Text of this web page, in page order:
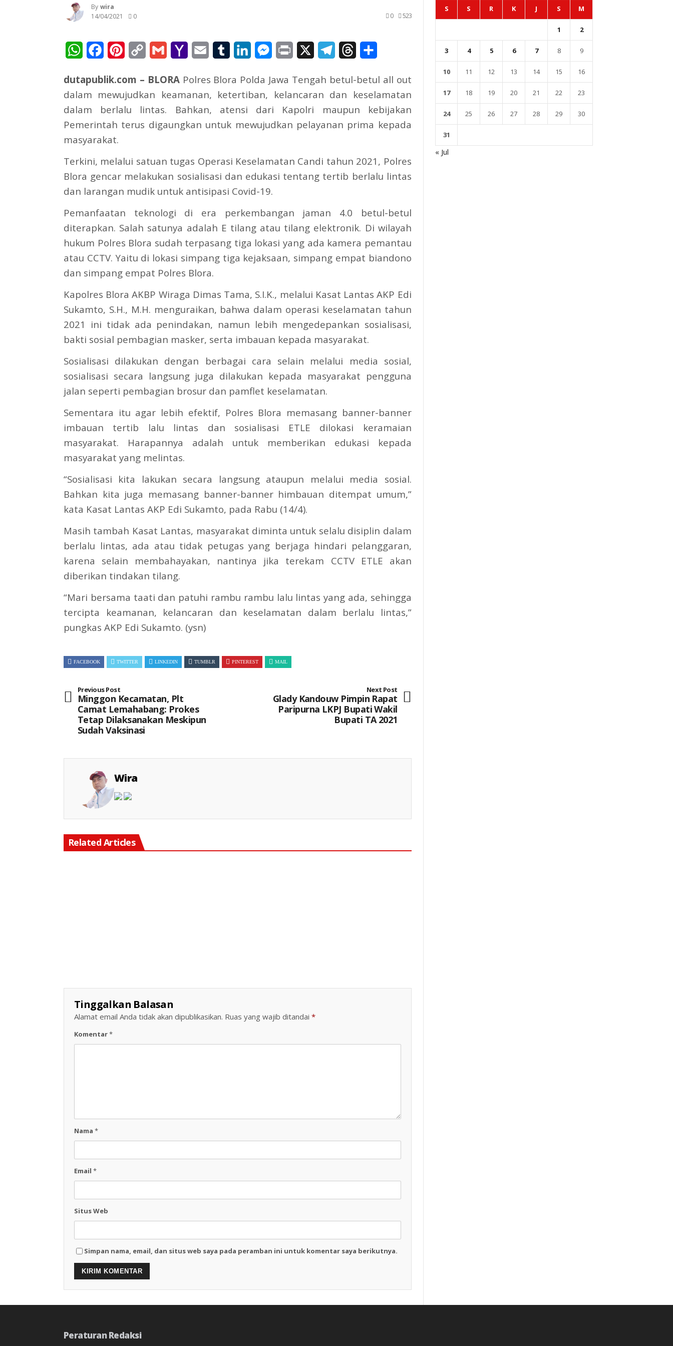
By Wira
14/04/2021
0 523
0
WhatsAppFacebookPinterest
Copy
Gmail
Yahoo
Email TumblrLinkedInMessenger
Print TelegramThreads
dutapublik.com – BLORAPolres Blora Polda Jawa Tengah betul-betul all out
dalam mewujudkan keamanan, ketertiban, kelancaran dan keselamatan
dalam berlalu lintas. Bahkan, atensi dari Kapolri maupun kebijakan
Pemerintah terus digaungkan untuk mewujudkan pelayanan prima kepada
masyarakat.
Terkini, melalui satuan tugas Operasi Keselamatan Candi tahun 2021, Polres
Blora gencar melakukan sosialisasi dan edukasi tentang tertib berlalu lintas
dan larangan mudik untuk antisipasi Covid-19.
Pemanfaatan teknologi di era perkembangan jaman 4.0 betul-betul
diterapkan. Salah satunya adalah E tilang atau tilang elektronik. Di wilayah
hukum Polres Blora sudah terpasang tiga lokasi yang ada kamera pemantau
atau CCTV. Yaitu di lokasi simpang tiga kejaksaan, simpang empat biandono
dan simpang empat Polres Blora.
Kapolres Blora AKBP Wiraga Dimas Tama, S.I.K., melalui Kasat Lantas AKP Edi
Sukamto, S.H., M.H. menguraikan, bahwa dalam operasi keselamatan tahun
2021 ini tidak ada penindakan, namun lebih mengedepankan sosialisasi,
bakti sosial pembagian masker, serta imbauan kepada masyarakat.
Sosialisasi dilakukan dengan berbagai cara selain melalui media sosial,
sosialisasi secara langsung juga dilakukan kepada masyarakat pengguna
jalan seperti pembagian brosur dan pamflet keselamatan.
Sementara itu agar lebih efektif, Polres Blora memasang banner-banner
imbauan tertib lalu lintas dan sosialisasi ETLE dilokasi keramaian
masyarakat. Harapannya adalah untuk memberikan edukasi kepada
masyarakat yang melintas.
“Sosialisasi kita lakukan secara langsung ataupun melalui media sosial.
Bahkan kita juga memasang banner-banner himbauan ditempat umum,”
kata Kasat Lantas AKP Edi Sukamto, pada Rabu (14/4).
Masih tambah Kasat Lantas, masyarakat diminta untuk selalu disiplin dalam
berlalu lintas, ada atau tidak petugas yang berjaga hindari pelanggaran,
karena selain membahayakan, nantinya jika terekam CCTV ETLE akan
diberikan tindakan tilang.
“Mari bersama taati dan patuhi rambu rambu lalu lintas yang ada, sehingga
tercipta keamanan, kelancaran dan keselamatan dalam berlalu lintas,”
pungkas AKP Edi Sukamto. (ysn)
FACEBOOK TWITTER LINKEDIN TUMBLR PINTEREST MAIL
Previous Post
Minggon Kecamatan, Plt
Camat Lemahabang: Prokes
Tetap Dilaksanakan Meskipun
Sudah Vaksinasi
Next Post
Glady Kandouw Pimpin Rapat
Paripurna LKPJ Bupati Wakil
Bupati TA 2021
Wira
Related Articles
Tinggalkan Balasan
Alamat email Anda tidak akan dipublikasikan. Ruas yang wajib ditandai *
Komentar*
Nama *
Email *
Situs Web
Simpan nama, email, dan situs web saya pada peramban ini untuk komentar saya berikutnya.
S S R K J S M
1 2
3 4 5 6 7 8 9
10 11 12 13 14 15 16
17 18 19 20 21 22 23
24 25 26 27 28 29 30
31
« Jul
Peraturan Redaksi